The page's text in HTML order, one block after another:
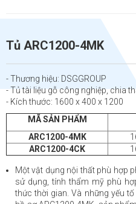
Tủ ARC1200-4MK
- Thương hiệu: DSGGROUP
- Tủ tài liệu gỗ công nghiệp, chia
- Kích thước: 1600 x 400 x 1200
MÃ SẢN PHẨM
ARC1200-4MK
ARC1200-4CK
Một vật dụng nội thất phù hợp
sử dụng, tính thẩm mỹ phù
thức thời gian. Và những yếu